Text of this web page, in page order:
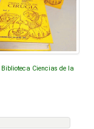
Biblioteca Ciencias de la